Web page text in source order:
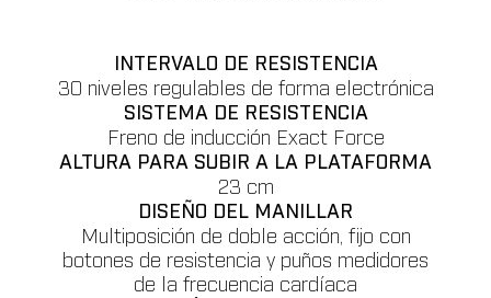
INTERVALO DE RESISTENCIA
30 niveles regulables de forma electrónica
SISTEMA DE RESISTENCIA
Freno de inducción Exact Force
ALTURA PARA SUBIR A LA PLATAFORMA
23 cm
DISEÑO DEL MANILLAR
Multiposición de doble acción, fijo con
botones de resistencia y puños medidores
de la frecuencia cardíaca